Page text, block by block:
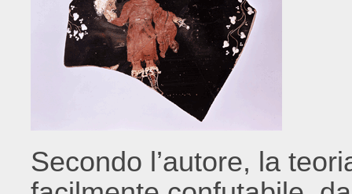
Secondo l’autore, la